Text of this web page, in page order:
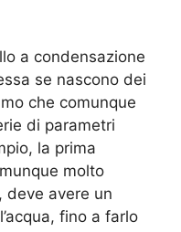
a condensazione
se nascono dei
che comunque
di parametri
la prima
molto
deve avere un
fino a farlo